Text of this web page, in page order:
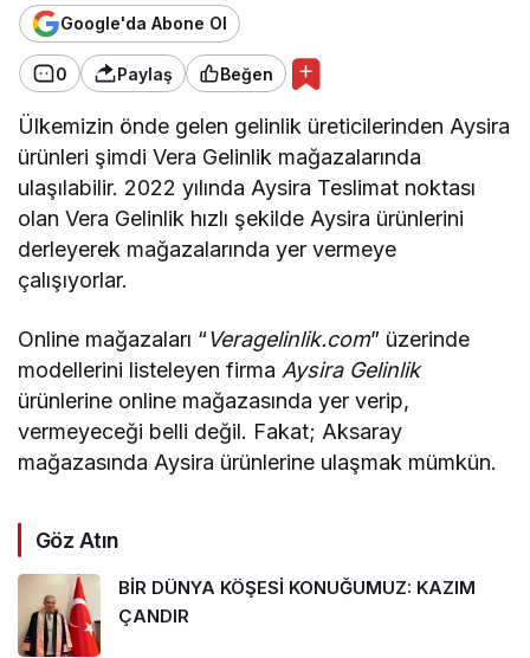
Google'da Abone Ol
0 Paylaş Beğen
Ülkemizin önde gelen gelinlik üreticilerinden Aysira
ürünleri şimdi Vera Gelinlik mağazalarında
ulaşılabilir. 2022 yılında Aysira Teslimat noktası
olan Vera Gelinlik hızlı şekilde Aysira ürünlerini
derleyerek mağazalarında yer vermeye
çalışıyorlar.
Online mağazaları “Veragelinlik.com” üzerinde
modellerini listeleyen firma Aysira Gelinlik
ürünlerine online mağazasında yer verip,
vermeyeceği belli değil. Fakat; Aksaray
mağazasında Aysira ürünlerine ulaşmak mümkün.
Göz Atın
BİR DÜNYA KÖŞESİ KONUĞUMUZ: KAZIM
ÇANDIR